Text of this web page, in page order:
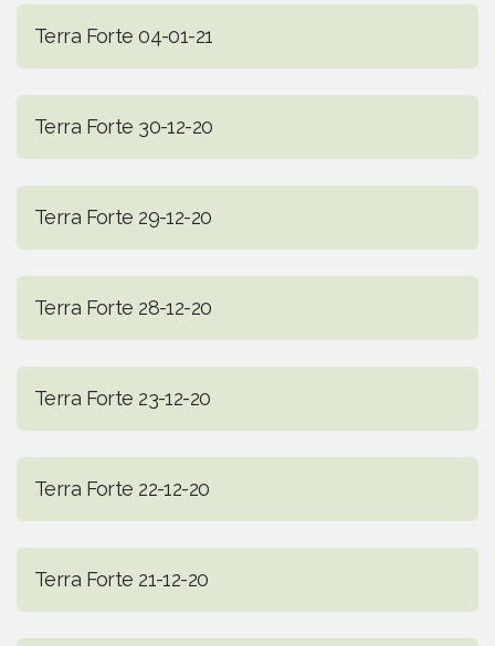
Terra Forte 04-01-21
Terra Forte 30-12-20
Terra Forte 29-12-20
Terra Forte 28-12-20
Terra Forte 23-12-20
Terra Forte 22-12-20
Terra Forte 21-12-20